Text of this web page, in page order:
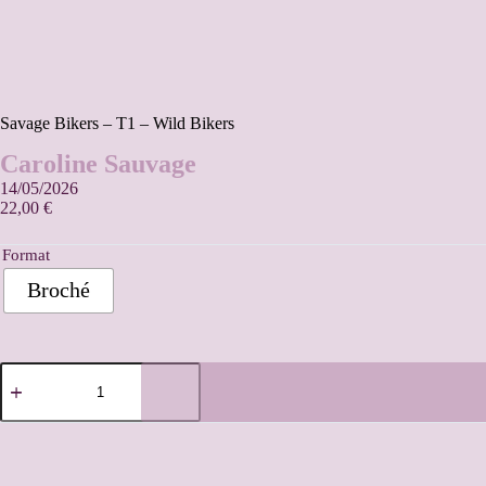
Savage Bikers – T1 – Wild Bikers
Caroline Sauvage
14/05/2026
22,00 €
Format
Broché